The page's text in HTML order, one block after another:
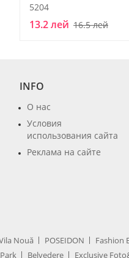
5204
13.2 лей 16.5 лей
INFO
О нас
Условия
использования сайта
Реклама на сайте
Nouă POSEIDON Fashion
Belvedere Exclusive